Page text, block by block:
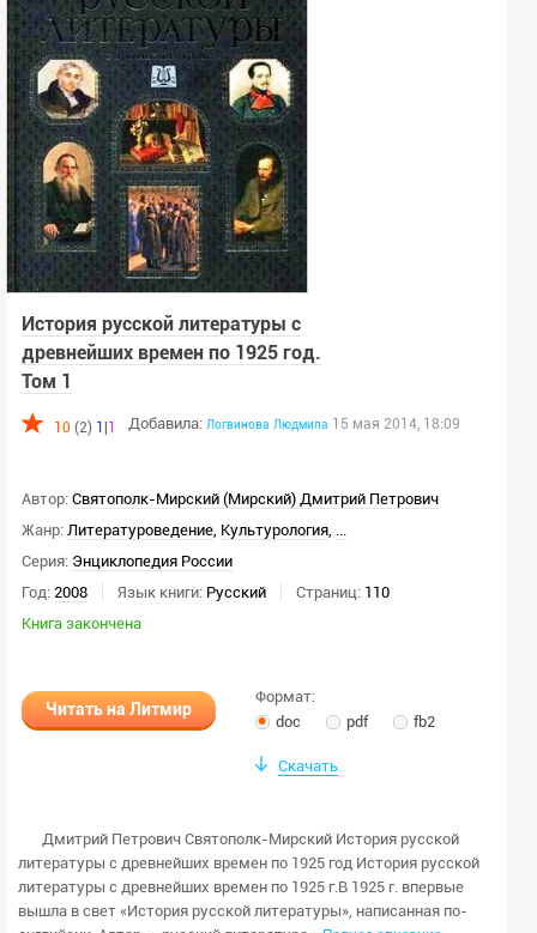
История русской литературы с
древнейших времен по 1925 год.
Том 1
10 (2) 1|1 Добавила: Логвинова Людмила 15 мая 2014, 18:09
Автор: Святополк-Мирский (Мирский) Дмитрий Петрович
Жанр: Литературоведение Культурология
Серия: Энциклопедия России
Год: 2008 Язык книги: Русский Страниц: 110
Книга закончена
Читать на Литмир
Формат:
doc
pdf fb2
Скачать
Дмитрий Петрович Святополк-Мирский История русской
литературы с древнейших времен по 1925 год История русской
литературы с древнейших времен по 1925 г.В 1925 г. впервые
вышла в свет «История русской литературы», написанная по-